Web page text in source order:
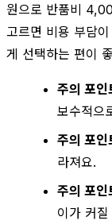
원으로 반품비
고르면 비용 부담
게 선택하는 편이
주의 포인
보수적으
주의 포인
라져요.
주의 포인
이가 커